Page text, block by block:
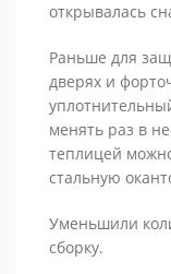
открывалась
Раньше для
дверях и
менять раз в
теплицей
стальную
Уменьшили
сборку.